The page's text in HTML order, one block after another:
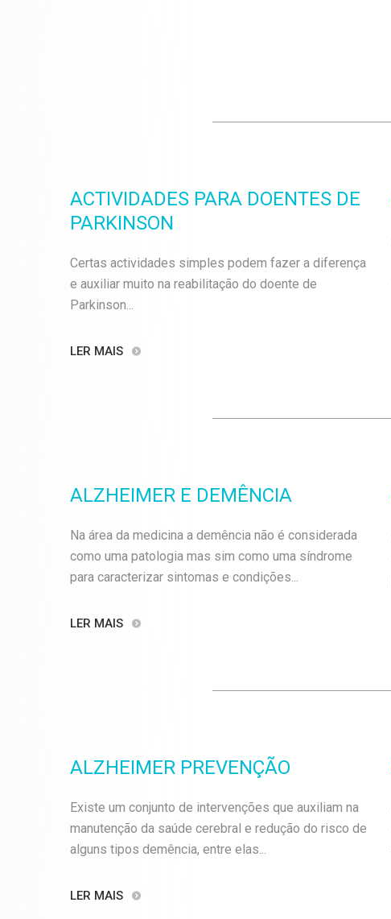
ACTIVIDADES PARA DOENTES DE
PARKINSON
Certas actividades simples podem fazer a diferença
e auxiliar muito na reabilitação do doente de
Parkinson...
LER MAIS
ALZHEIMER E DEMÊNCIA
Na área da medicina a demência não é considerada
como uma patologia mas sim como uma síndrome
para caracterizar sintomas e condições...
LER MAIS
ALZHEIMER PREVENÇÃO
Existe um conjunto de intervenções que auxiliam na
manutenção da saúde cerebral e redução do risco de
alguns tipos demência, entre elas...
LER MAIS